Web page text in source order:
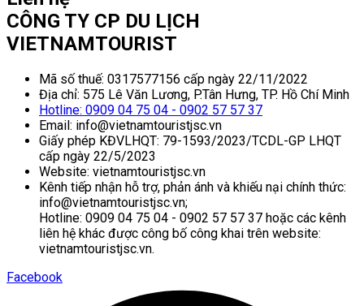
CÔNG TY CP DU LỊCH
VIETNAMTOURIST
Mã số thuế: 0317577156 cấp ngày 22/11/2022
Địa chỉ: 575 Lê Văn Lương, P.Tân Hưng, TP. Hồ Chí Minh
Hotline: 0909 04 75 04 - 0902 57 57 37
Email: info@vietnamtouristjsc.vn
Giấy phép KĐVLHQT: 79-1593/2023/TCDL-GP LHQT
cấp ngày 22/5/2023
Website: vietnamtouristjsc.vn
Kênh tiếp nhận hỗ trợ, phản ánh và khiếu nại chính thức:
info@vietnamtouristjsc.vn;
Hotline: 0909 04 75 04 - 0902 57 57 37 hoặc các kênh
liên hệ khác được công bố công khai trên website:
vietnamtouristjsc.vn.
Facebook